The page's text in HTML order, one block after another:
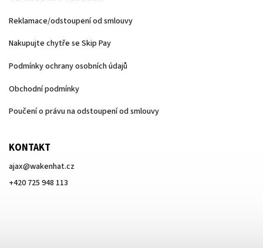
Reklamace/odstoupení od smlouvy
Nakupujte chytře se Skip Pay
Podmínky ochrany osobních údajů
Obchodní podmínky
Poučení o právu na odstoupení od smlouvy
KONTAKT
ajax@wakenhat.cz
+420 725 948 113